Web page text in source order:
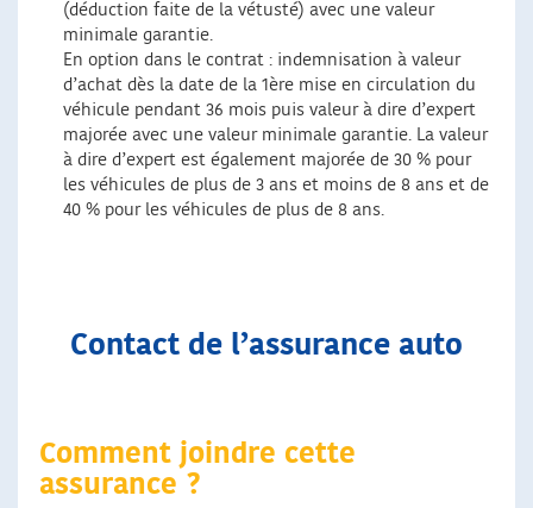
(déduction faite de la vétusté) avec une valeur
minimale garantie.
En option dans le contrat : indemnisation à valeur
d’achat dès la date de la 1ère mise en circulation du
véhicule pendant 36 mois puis valeur à dire d’expert
majorée avec une valeur minimale garantie. La valeur
à dire d’expert est également majorée de 30 % pour
les véhicules de plus de 3 ans et moins de 8 ans et de
40 % pour les véhicules de plus de 8 ans.
Contact de l’assurance auto
Comment joindre cette
assurance ?